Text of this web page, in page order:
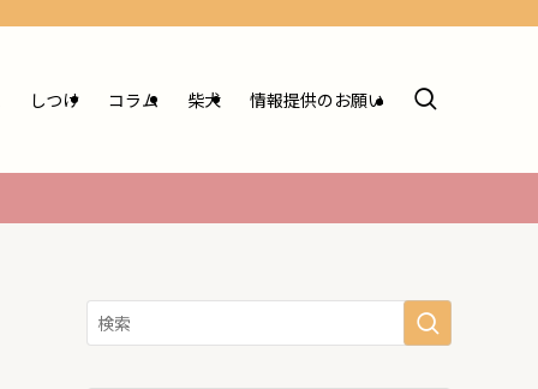
しつけ コラム 柴犬 情報提供のお願い